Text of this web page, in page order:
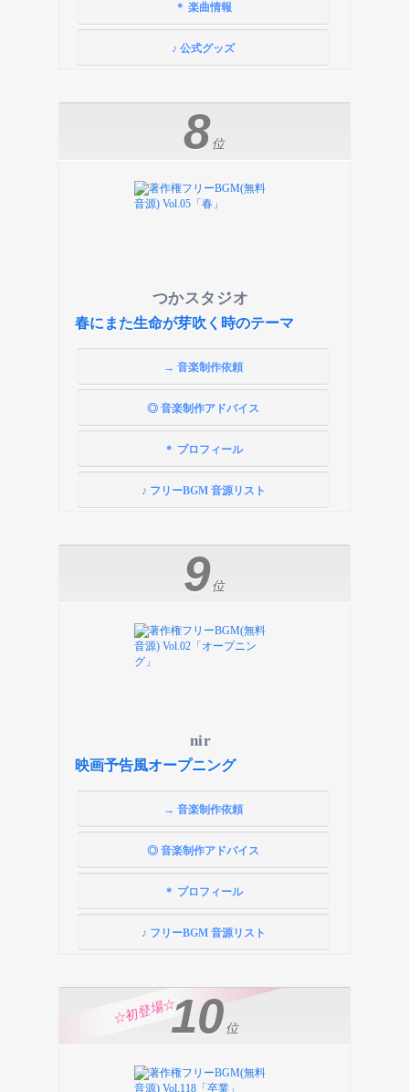
＊ 楽曲情報
♪ 公式グッズ
8位
つかスタジオ
春にまた生命が芽吹く時のテーマ
→ 音楽制作依頼
◎ 音楽制作アドバイス
＊ プロフィール
♪ フリーBGM 音源リスト
9位
nir
映画予告風オープニング
→ 音楽制作依頼
◎ 音楽制作アドバイス
＊ プロフィール
♪ フリーBGM 音源リスト
10 位
☆初登場☆